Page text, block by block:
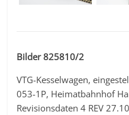
Bilder 825810/2
VTG-Kesselwagen,
053-1P, Heimatbahnhof
Revisionsdaten 4 REV